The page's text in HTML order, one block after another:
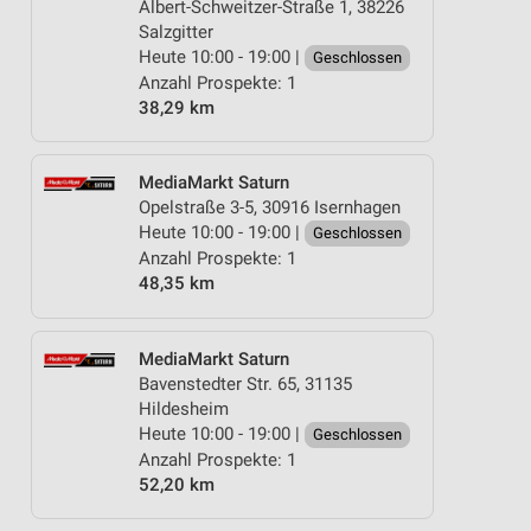
Albert-Schweitzer-Straße 1, 38226
Salzgitter
Heute 10:00 - 19:00 |
Geschlossen
Anzahl Prospekte: 1
38,29 km
MediaMarkt Saturn
Opelstraße 3-5, 30916 Isernhagen
Heute 10:00 - 19:00 |
Geschlossen
Anzahl Prospekte: 1
48,35 km
MediaMarkt Saturn
Bavenstedter Str. 65, 31135
Hildesheim
Heute 10:00 - 19:00 |
Geschlossen
Anzahl Prospekte: 1
52,20 km